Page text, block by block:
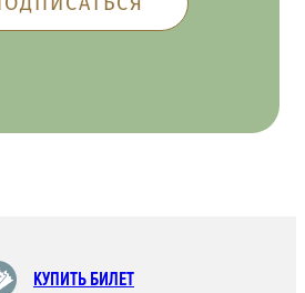
КУПИТЬ БИЛЕТ